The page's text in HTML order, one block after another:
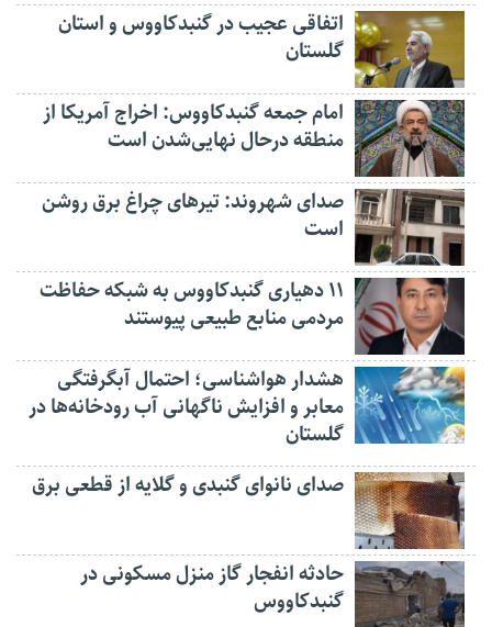
اتفاقی عجیب در‌ گنبدکاووس و استان
گلستان
امام جمعه گنبدکاووس: اخراج آمریکا از
منطقه درحال نهایی‌شدن است
صدای شهروند: تیرهای چراغ برق روشن
است
۱۱ دهیاری گنبدکاووس به شبکه حفاظت
مردمی منابع طبیعی پیوستند
هشدار هواشناسی؛ احتمال آبگرفتگی
معابر و افزایش ناگهانی آب رودخانه‌ها در
گلستان
صدای نانوای گنبدی و گلایه از قطعی برق
حادثه انفجار گاز منزل مسکونی در
گنبدکاووس